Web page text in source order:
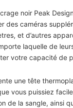
noir Peak
des caméras
et d’autres
laquelle de
votre capacité de
une tête
vous puissiez
de la sangle, ainsi